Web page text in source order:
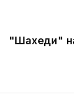
"Шахеди"